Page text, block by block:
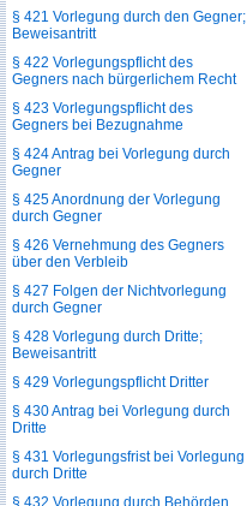
§ 421 Vorlegung durch den Gegner;
Beweisantritt
§ 422 Vorlegungspflicht des
Gegners nach bürgerlichem Recht
§ 423 Vorlegungspflicht des
Gegners bei Bezugnahme
§ 424 Antrag bei Vorlegung durch
Gegner
§ 425 Anordnung der Vorlegung
durch Gegner
§ 426 Vernehmung des Gegners
über den Verbleib
§ 427 Folgen der Nichtvorlegung
durch Gegner
§ 428 Vorlegung durch Dritte;
Beweisantritt
§ 429 Vorlegungspflicht Dritter
§ 430 Antrag bei Vorlegung durch
Dritte
§ 431 Vorlegungsfrist bei Vorlegung
durch Dritte
§ 432 Vorlegung durch Behörden